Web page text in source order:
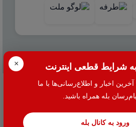
× به شرایط قطعی اینترنت
اخبار و اطلاع‌رسانی‌ها با ما
بله همراه باشید.
ورود به کانال بله
جستجو